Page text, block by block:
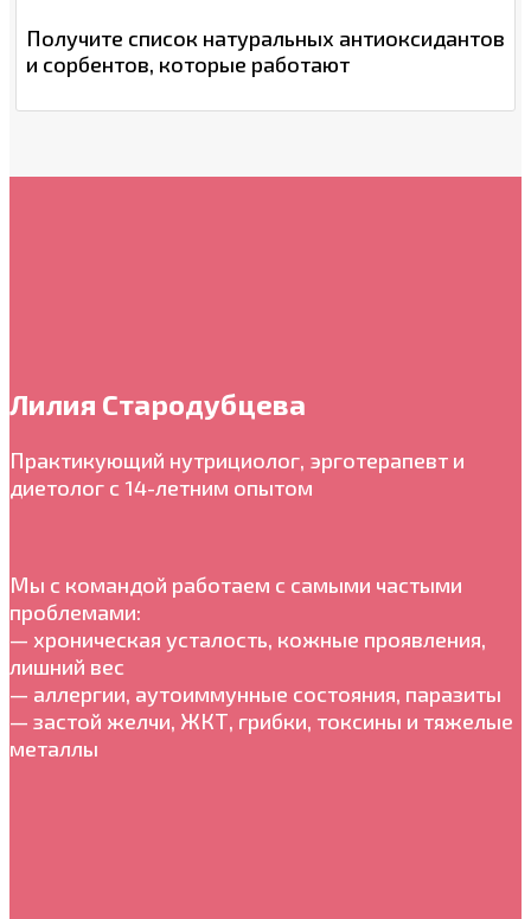
Получите список натуральных антиоксидантов
и сорбентов, которые работают
Лилия Стародубцева
Практикующий нутрициолог, эрготерапевт и
диетолог с 14-летним опытом
Мы с командой работаем с самыми частыми
проблемами:
— хроническая усталость, кожные проявления,
лишний вес
— аллергии, аутоиммунные состояния, паразиты
— застой желчи, ЖКТ, грибки, токсины и тяжелые
металлы